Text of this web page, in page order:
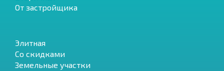
От застройщика
Элитная
Со скидками
Земельные участки